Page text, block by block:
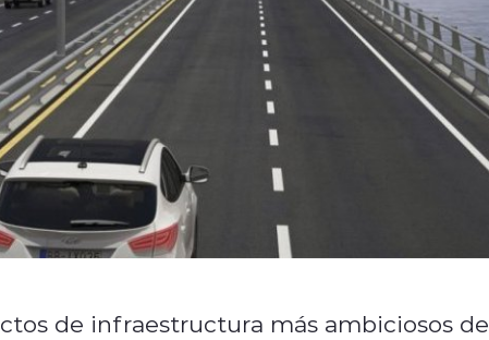
de infraestructura más ambiciosos de